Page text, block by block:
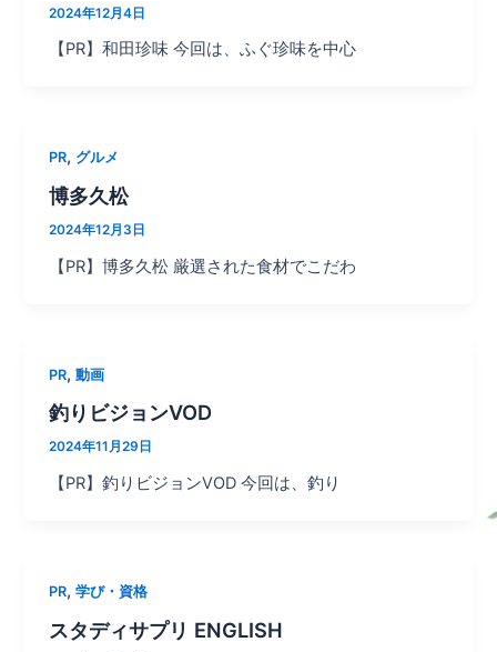
2024年12月4日
【PR】和田珍味 今回は、ふぐ珍味を中心
PR, グルメ
博多久松
2024年12月3日
【PR】博多久松 厳選された食材でこだわ
PR,動画
釣りビジョンVOD
2024年11月29日
【PR】釣りビジョンVOD 今回は、釣り
PR,学び・資格
スタディサプリ ENGLISH